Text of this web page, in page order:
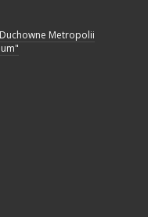
Metropolii